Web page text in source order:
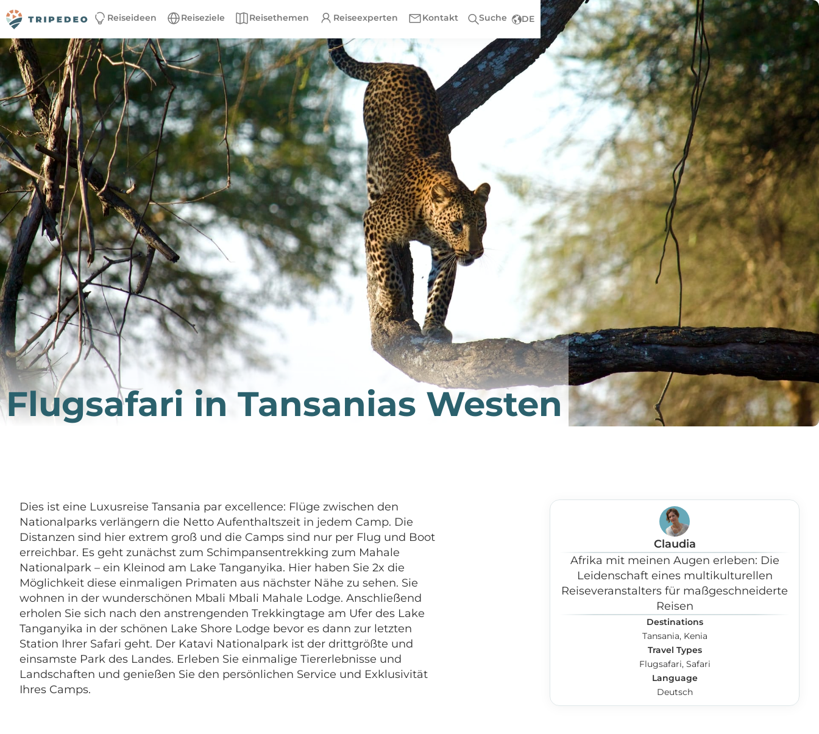
Reiseideen Reiseziele Reisethemen Reiseexperten Kontakt Suche DE
Flugsafari in Tansanias Westen
Dies ist eine Luxusreise Tansania par excellence: Flüge zwischen den
Nationalparks verlängern die Netto Aufenthaltszeit in jedem Camp. Die
Distanzen sind hier extrem groß und die Camps sind nur per Flug und Boot
erreichbar. Es geht zunächst zum Schimpansentrekking zum Mahale
Nationalpark – ein Kleinod am Lake Tanganyika. Hier haben Sie 2x die
Möglichkeit diese einmaligen Primaten aus nächster Nähe zu sehen. Sie
wohnen in der wunderschönen Mbali Mbali Mahale Lodge. Anschließend
erholen Sie sich nach den anstrengenden Trekkingtage am Ufer des Lake
Tanganyika in der schönen Lake Shore Lodge bevor es dann zur letzten
Station Ihrer Safari geht. Der Katavi Nationalpark ist der drittgrößte und
einsamste Park des Landes. Erleben Sie einmalige Tiererlebnisse und
Landschaften und genießen Sie den persönlichen Service und Exklusivität
Ihres Camps.
Claudia
Afrika mit meinen Augen erleben: Die
Leidenschaft eines multikulturellen
Reiseveranstalters für maßgeschneiderte
Reisen
Destinations
Tansania, Kenia
Travel Types
Flugsafari, Safari
Language
Deutsch